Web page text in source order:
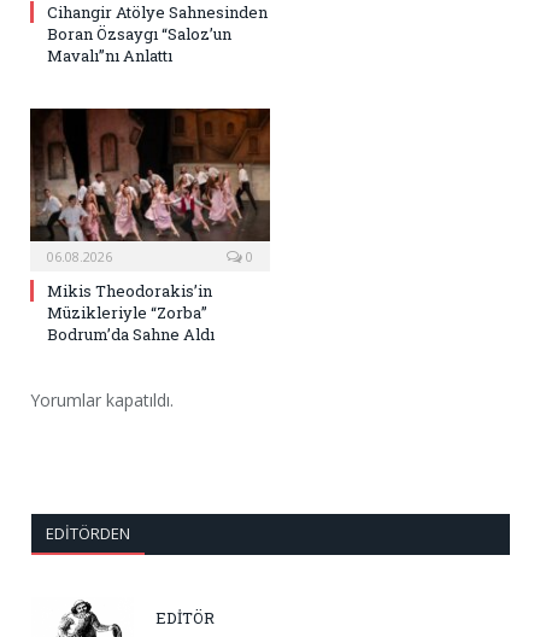
Cihangir Atölye Sahnesinden
Boran Özsaygı “Saloz’un
Mavalı”nı Anlattı
06.08.2026 0
Mikis Theodorakis’in
Müzikleriyle “Zorba”
Bodrum’da Sahne Aldı
Yorumlar kapatıldı.
EDITÖRDEN
EDİTÖR